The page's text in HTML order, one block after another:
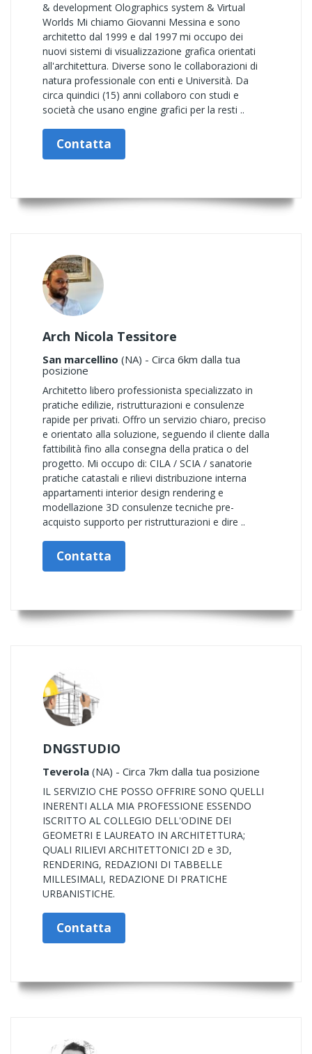
& development Olographics system & Virtual
Worlds Mi chiamo Giovanni Messina e sono
architetto dal 1999 e dal 1997 mi occupo dei
nuovi sistemi di visualizzazione grafica orientati
all'architettura. Diverse sono le collaborazioni di
natura professionale con enti e Università. Da
circa quindici (15) anni collaboro con studi e
società che usano engine grafici per la resti ..
Contatta
Arch Nicola Tessitore
San marcellino (NA) - Circa 6km dalla tua
posizione
Architetto libero professionista specializzato in
pratiche edilizie, ristrutturazioni e consulenze
rapide per privati. Offro un servizio chiaro, preciso
e orientato alla soluzione, seguendo il cliente dalla
fattibilità fino alla consegna della pratica o del
progetto. Mi occupo di: CILA / SCIA / sanatorie
pratiche catastali e rilievi distribuzione interna
appartamenti interior design rendering e
modellazione 3D consulenze tecniche pre-
acquisto supporto per ristrutturazioni e dire ..
Contatta
DNGSTUDIO
Teverola (NA) - Circa 7km dalla tua posizione
IL SERVIZIO CHE POSSO OFFRIRE SONO QUELLI
INERENTI ALLA MIA PROFESSIONE ESSENDO
ISCRITTO AL COLLEGIO DELL'ODINE DEI
GEOMETRI E LAUREATO IN ARCHITETTURA;
QUALI RILIEVI ARCHITETTONICI 2D e 3D,
RENDERING, REDAZIONI DI TABBELLE
MILLESIMALI, REDAZIONE DI PRATICHE
URBANISTICHE.
Contatta